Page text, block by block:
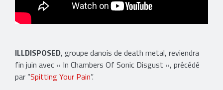
ILLDISPOSED, groupe danois de death metal, reviendra
fin juin avec « In Chambers Of Sonic Disgust », précédé
par “Spitting Your Pain”.